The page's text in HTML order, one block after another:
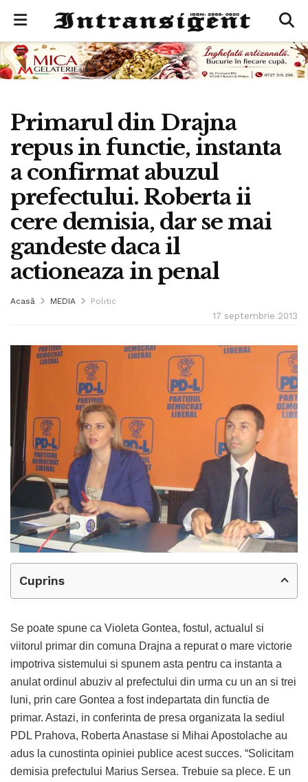
Primarul din Drajna
repus in functie, instanta
a confirmat abuzul
prefectului. Roberta ii
cere demisia, dar se mai
gandeste daca il
actioneaza in penal
Acasă MEDIA Politic
17 septembrie 2013
Cuprins
Se poate spune ca Violeta Gontea, fostul, actualul si
viitorul primar din comuna Drajna a repurat o mare victorie
impotriva sistemului si spunem asta pentru ca instanta a
anulat ordinul abuziv al prefectului din urma cu un an si trei
luni, prin care Gontea a fost indepartata din functia de
primar. Astazi, in conferinta de presa organizata la sediul
PDL Prahova, Roberta Anastase si Mihai Apostolache au
adus la cunostinta opiniei publice acest succes. “Solicitam
demisia prefectului Marius Sersea. Trebuie sa plece. E un